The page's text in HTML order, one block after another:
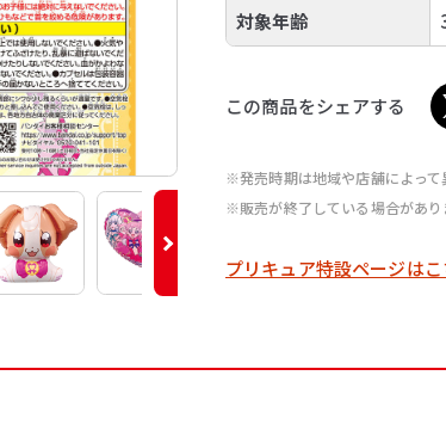
対象年齢
この商品をシェアする
※発売時期は地域や店舗によって
※販売が終了している場合があり
プリキュア特設ページはこ